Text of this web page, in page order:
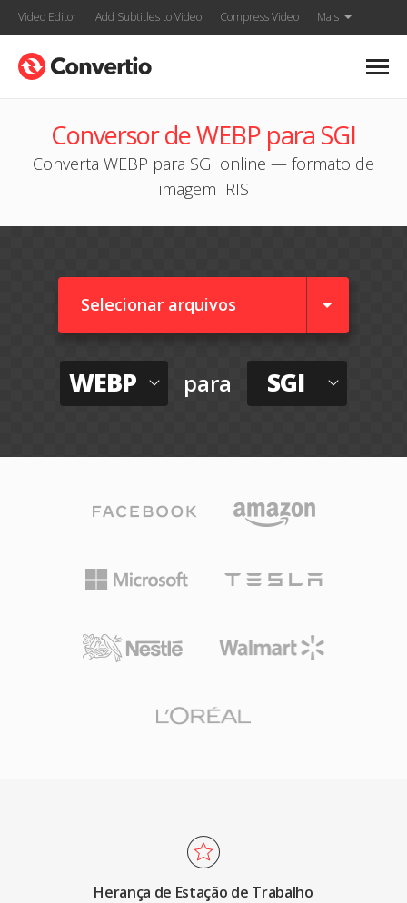
Video Editor Add Subtitles to Video Compress Video Mais
Conversor de WEBP para SGI
Converta WEBP para SGI online — formato de
imagem IRIS
Selecionar arquivos
WEBP para SGI
Herança de Estação de Trabalho